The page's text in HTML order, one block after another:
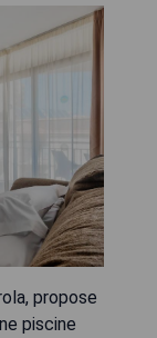
propose
piscine